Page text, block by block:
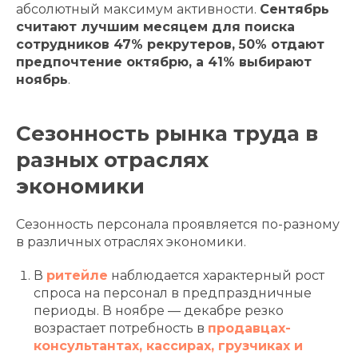
абсолютный максимум активности. Сентябрь
считают лучшим месяцем для поиска
сотрудников 47% рекрутеров, 50% отдают
предпочтение октябрю, а 41% выбирают
ноябрь.
Сезонность рынка труда в
разных отраслях
экономики
Сезонность персонала проявляется по-разному
в различных отраслях экономики.
В ритейле наблюдается характерный рост
спроса на персонал в предпраздничные
периоды. В ноябре — декабре резко
возрастает потребность в продавцах-
консультантах, кассирах, грузчиках и